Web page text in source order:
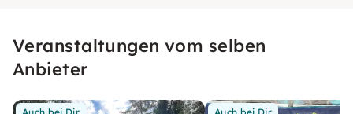
Veranstaltungen vom selben
Anbieter
Auch bei Dir Auch bei Dir